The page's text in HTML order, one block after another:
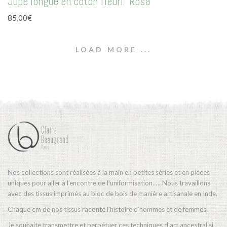
options
85,00€
LOAD MORE ...
Nos collections sont réalisées à la main en petites séries et en pièces
uniques pour aller à l’encontre de l’uniformisation….. Nous travaillons
avec des tissus imprimés au bloc de bois de manière artisanale en Inde.
Chaque cm de nos tissus raconte l’histoire d’hommes et de femmes.
Je souhaite transmettre et perpétuer ces techniques d’art ancestral si